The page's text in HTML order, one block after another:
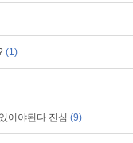
(1)
어야된다 진심 (9)